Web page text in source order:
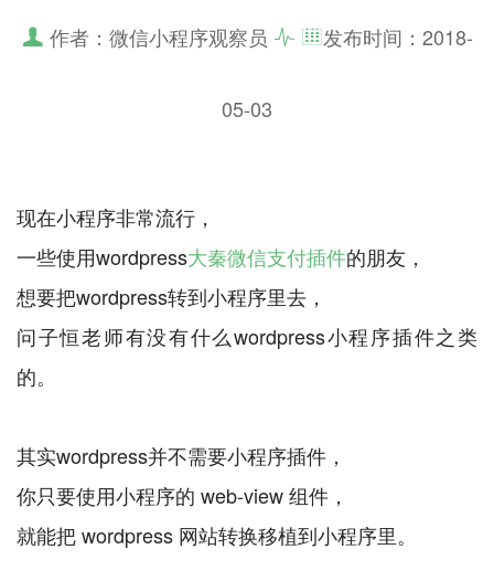
作者：微信小程序观察员 发布时间： 2018-
05-03
现在小程序非常流行，
一些使用wordpress大秦微信支付插件的朋友，
想要把wordpress转到小程序里去，
问子恒老师有没有什么wordpress小程序插件之类
的。
其实wordpress并不需要小程序插件，
你只要使用小程序的 web-view 组件，
就能把 wordpress 网站转换移植到小程序里。